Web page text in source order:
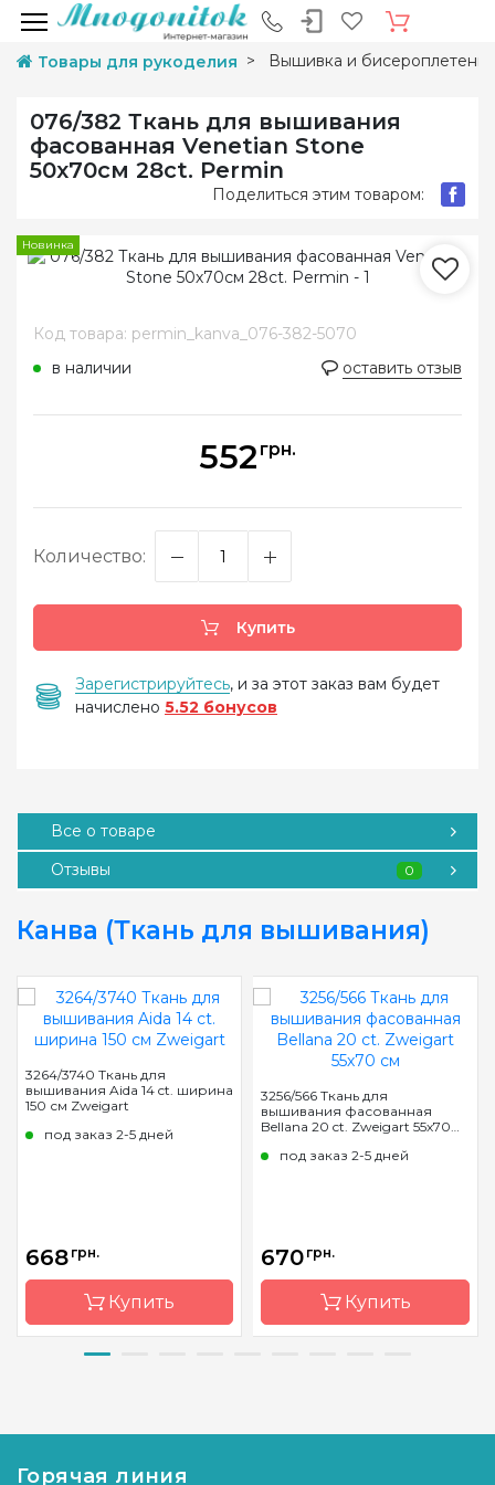
Товары для рукоделия Вышивка и
076/382 Ткань для вышивания
фасованная Venetian Stone
50х70см 28ct. Permin
Поделиться этим товаром:
Новинка
Код товара: permin_kanva_076-382-5070
в наличии
оставить отзыв
552 грн.
Количество:
Купить
Зарегистрируйтесь, и за этот заказ вам будет
начислено 5.52 бонусов
Все о товаре
Отзывы
0
Канва (Ткань для вышивания)
3264/3740 Ткань для
вышивания Aida 14 ct. ширина
150 см Zweigart
под заказ 2-5 дней
668 грн.
Купить
Страна-
Германия
3256/566 Ткань для
вышивания фасованная
Bellana 20 ct. Zweigart 55х70
под заказ 2-5 дней
670 грн.
Купить
Страна-
Германия
Горячая линия